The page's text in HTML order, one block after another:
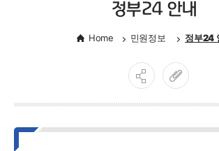
정부24 안내
Home 민원정보 정부24